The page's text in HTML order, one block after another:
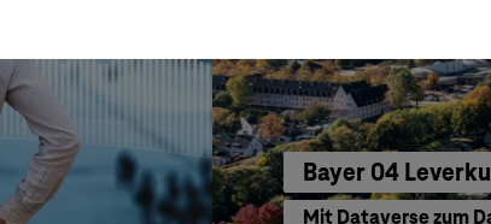
Bayer 04
Mit Dataverse zum